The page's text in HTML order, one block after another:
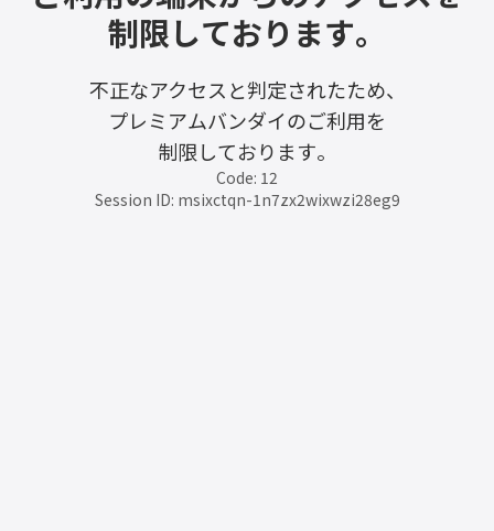
制限しております。
不正なアクセスと判定されたため、
プレミアムバンダイのご利用を
制限しております。
Code: 12
Session ID: msixctqn-1n7zx2wixwzi28eg9